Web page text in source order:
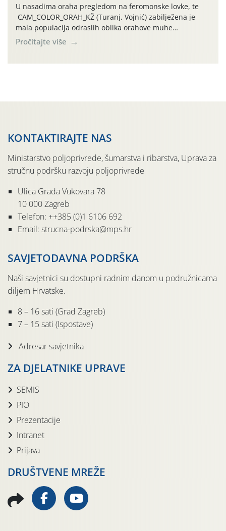
U nasadima oraha pregledom na feromonske lovke, te
CAM_COLOR_ORAH_KŽ (Turanj, Vojnić) zabilježena je
mala populacija odraslih oblika orahove muhe
(Rhagoletis completa). Niska brojnost može se objasniti
činjenicom da je riječ o mladim nasadima s vrlo malim
Pročitajte više
KONTAKTIRAJTE NAS
Ministarstvo poljoprivrede, šumarstva i ribarstva, Uprava za
stručnu podršku razvoju poljoprivrede
Ulica Grada Vukovara 78
10 000 Zagreb
Telefon: ++385 (0)1 6106 692
Email: strucna-podrska@mps.hr
SAVJETODAVNA PODRŠKA
Naši savjetnici su dostupni radnim danom u podružnicama
diljem Hrvatske.
8 – 16 sati (Grad Zagreb)
7 – 15 sati (Ispostave)
Adresar savjetnika
ZA DJELATNIKE UPRAVE
SEMIS
PIO
Prezentacije
Intranet
Prijava
DRUŠTVENE MREŽE